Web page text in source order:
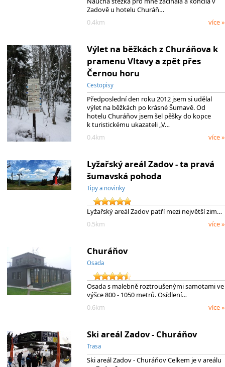
Zadově u hotelu Churáň…
0.4km
více »
Výlet na běžkách z Churáňova k
pramenu Vltavy a zpět přes
Černou horu
Cestopisy
Předposlední den roku 2012 jsem si udělal
výlet na běžkách po krásné Šumavě. Od
hotelu Churáňov jsem šel pěšky do kopce
k turistickému ukazateli „V…
0.4km
více »
Lyžařský areál Zadov - ta pravá
šumavská pohoda
Tipy a novinky
Lyžařský areál Zadov patří mezi největší zim…
0.5km
více »
Churáňov
Osada
Osada s malebně roztroušenými samotami ve
výšce 800 - 1050 metrů. Osídlení…
0.6km
více »
Ski areál Zadov - Churáňov
Trasa
Ski areál Zadov - Churáňov Celkem je v areálu